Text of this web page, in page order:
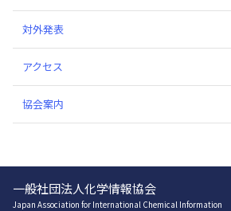
対外発表
アクセス
協会案内
一般社団法人化学情報協会
Japan Association for International Chemical Information